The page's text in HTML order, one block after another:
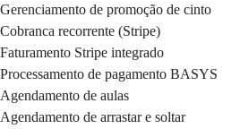
Gerenciamento de promoção de cinto
Cobranca recorrente (Stripe)
Faturamento Stripe integrado
Processamento de pagamento BASYS
Agendamento de aulas
Agendamento de arrastar e soltar